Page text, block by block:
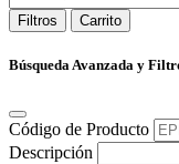
Filtros Carrito
Búsqueda Avanzada y
Código de Producto
Descripción